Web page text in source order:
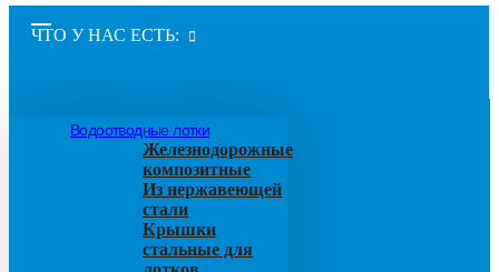
ЧТО У НАС ЕСТЬ:
Водоотводные лотки
Железнодорожные
композитные
Из нержавеющей
стали
Крышки
стальные для